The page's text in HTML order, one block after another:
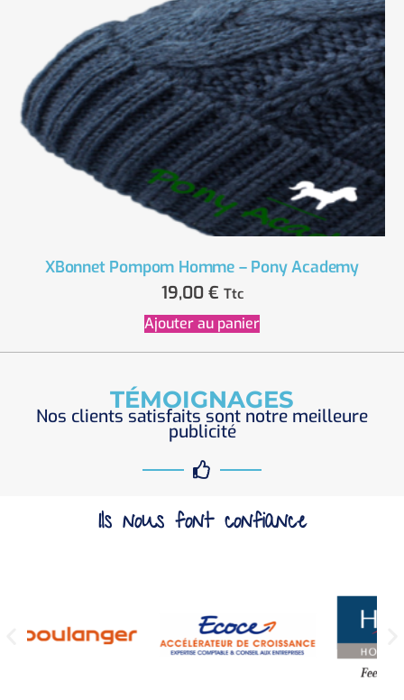
XBonnet Pompom Homme – Pony Academy
19,00 € Ttc
Ajouter au panier
TÉMOIGNAGES
Nos clients satisfaits sont notre meilleure
publicité
Ils nous font confiance